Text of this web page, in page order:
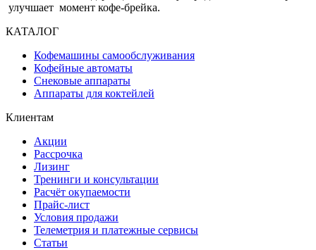
улучшает момент кофе-брейка.
КАТАЛОГ
Кофемашины самообслуживания
Кофейные автоматы
Снековые аппараты
Аппараты для коктейлей
Клиентам
Акции
Рассрочка
Лизинг
Тренинги и консультации
Расчёт окупаемости
Прайс-лист
Условия продажи
Телеметрия и платежные сервисы
Статьи